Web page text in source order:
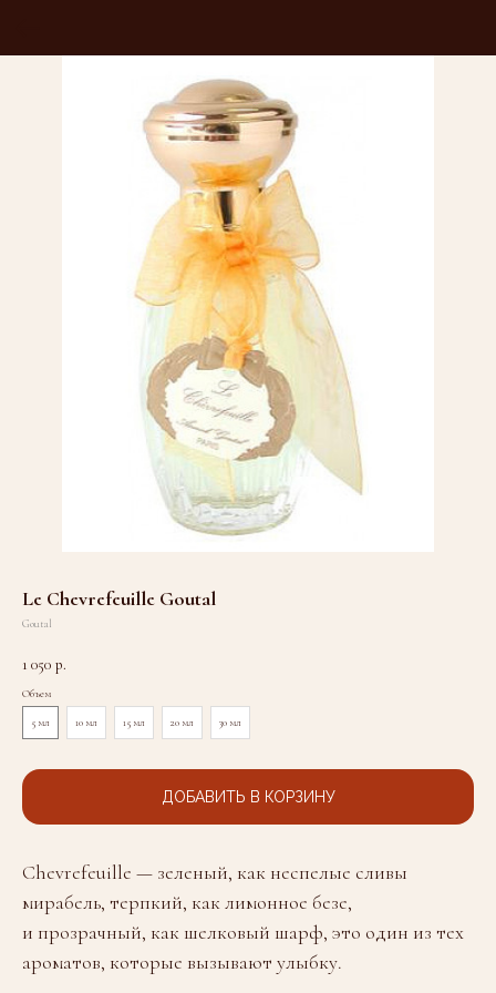
Le Chevrefeuille Goutal
Goutal
1 050 р.
Объем
5 мл 10 мл 15 мл 20 мл 30 мл
ДОБАВИТЬ В КОРЗИНУ
Chevrefeuille — зеленый, как неспелые сливы
мирабель, терпкий, как лимонное безе,
и прозрачный, как шелковый шарф, это один из тех
ароматов, которые вызывают улыбку.